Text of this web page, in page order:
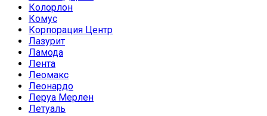
Колорлон
Комус
Корпорация Центр
Лазурит
Ламода
Лента
Леомакс
Леонардо
Леруа Мерлен
Летуаль